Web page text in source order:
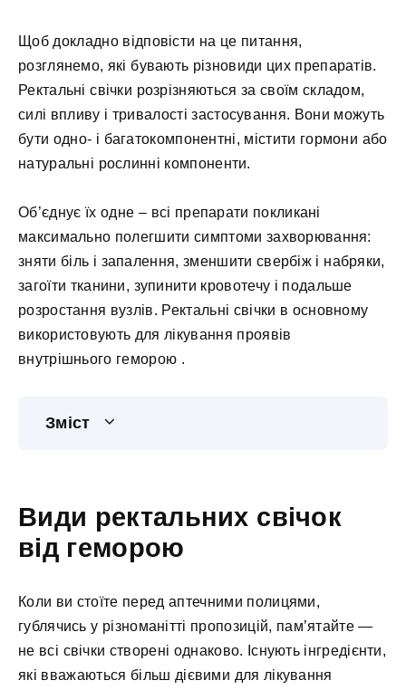
Щоб докладно відповісти на це питання,
розглянемо, які бувають різновиди цих препаратів.
Ректальні свічки розрізняються за своїм складом,
силі впливу і тривалості застосування. Вони можуть
бути одно- і багатокомпонентні, містити гормони або
натуральні рослинні компоненти.
Об’єднує їх одне – всі препарати покликані
максимально полегшити симптоми захворювання:
зняти біль і запалення, зменшити свербіж і набряки,
загоїти тканини, зупинити кровотечу і подальше
розростання вузлів. Ректальні свічки в основному
використовують для лікування проявів
внутрішнього геморою .
Зміст
Види ректальних свічок
від геморою
Коли ви стоїте перед аптечними полицями,
гублячись у різноманітті пропозицій, пам’ятайте —
не всі свічки створені однаково. Існують інгредієнти,
які вважаються більш дієвими для лікування